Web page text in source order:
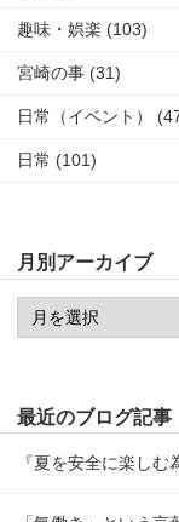
趣味・娯楽 (103)
宮崎の事 (31)
日常（イベント）
日常 (101)
月別アーカイブ
最近のブログ記事
『夏を安全に楽しむ